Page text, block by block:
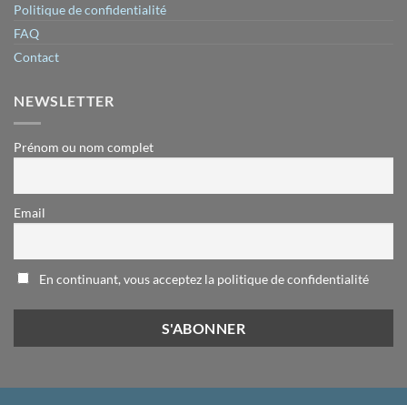
Politique de confidentialité
FAQ
Contact
NEWSLETTER
Prénom ou nom complet
Email
En continuant, vous acceptez la politique de confidentialité